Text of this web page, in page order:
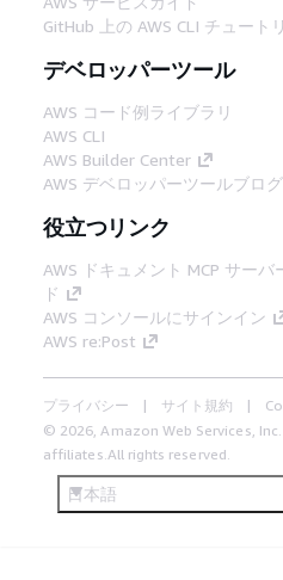
GitHub 上の AWS CLI チュート
デベロッパーツール
AWS コード例ライブラリ
AWS CLI
AWS Builder Center
AWS デベロッパーツールブログ
役立つリンク
AWS ドキュメント MCP サーバ
ド
AWS コンソールにサインイン
AWS re:Post
プライバシー サイト規約
© 2026, Amazon Web Services,
affiliates.All rights reserved.
日本語